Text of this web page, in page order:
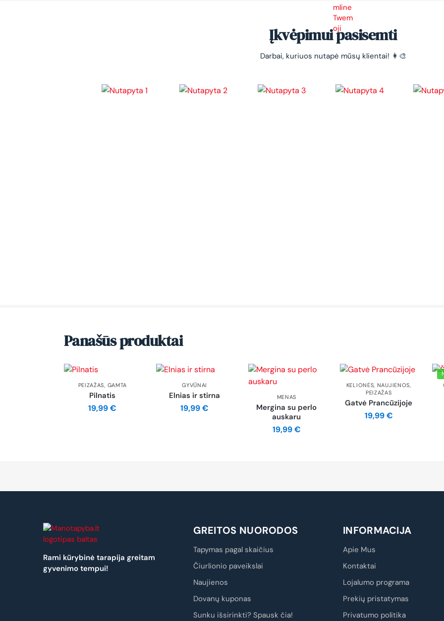
Įkvėpimui pasisemti
Darbai, kuriuos nutapė mūsų klientai! 👩‍🎨
Panašūs produktai
PEIZAŽAS, GAMTA
Pilnatis
19,99€
GYVŪNAI
Elnias ir stirna
19,99€
MENAS
Mergina su perlo
auskaru
19,99€
KELIONĖS, NAUJIENOS,
PEIZAŽAS
Gatvė Prancūzijoje
19,99€
Rami kūrybinė tarapija greitam
gyvenimo tempui!
GREITOS NUORODOS
Tapymas pagal skaičius
Čiurlionio paveikslai
Naujienos
Dovanų kuponas
Sunku išsirinkti? Spausk čia!
INFORMACIJA
Apie Mus
Kontaktai
Lojalumo programa
Prekių pristatymas
Privatumo politika